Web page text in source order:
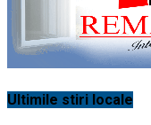
Ultimile stiri locale